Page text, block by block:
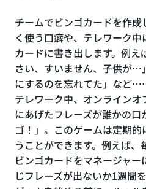
チームでビンゴカードを作成
く使う口癖や、テレワーク
カードに書き出します。例え
さい、すいません、子供が…
にするのを忘れてた」など
テレワーク中、オンライン
にあげたフレーズが誰かの口
ゴ！」。このゲームは定期
うことができます。例えば
ビンゴカードをマネージャ
じフレーズが出ないか1週間